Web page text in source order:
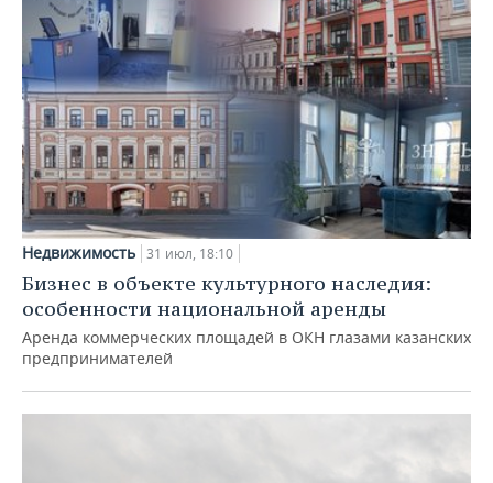
Недвижимость 31 июл, 18:10
Бизнес в объекте культурного наследия:
особенности национальной аренды
Аренда коммерческих площадей в ОКН глазами казанских
предпринимателей